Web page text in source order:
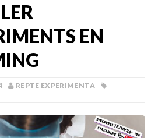
EN
REPTE EXPERIMENTA